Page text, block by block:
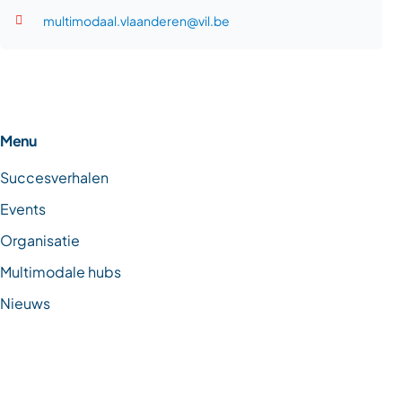
multimodaal.vlaanderen@vil.be
Menu
Succesverhalen
Events
Organisatie
Multimodale hubs
Nieuws